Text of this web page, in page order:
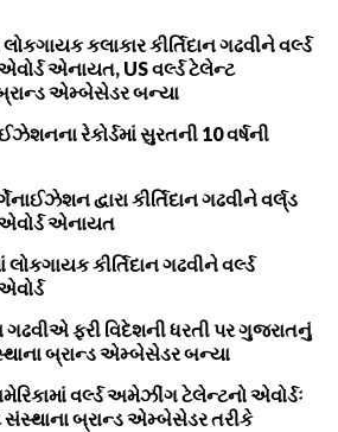
કલાકાર કીર્તિદાન ગઢવીને વર્લ્ડ
એનાયત, US વર્લ્ડ ટેલેન્ટ
એમ્બેસેડર બન્યા
રેકોર્ડમાં સુરતની 10 વર્ષની
દ્વારા કીર્તિદાન ગઢવીને વર્લ્‌ડ
એનાયત
કીર્તિદાન ગઢવીને વર્લ્ડ
ગઢવીએ ફરી વિદેશની ધરતી પર ગુજરાતનું
બ્રાન્ડ એમ્બેસેડર બન્યા
વર્લ્ડ અમેઝીંગ ટેલેન્ટનો એવોર્ડઃ
બ્રાન્ડ એમ્બેસેડર તરીકે